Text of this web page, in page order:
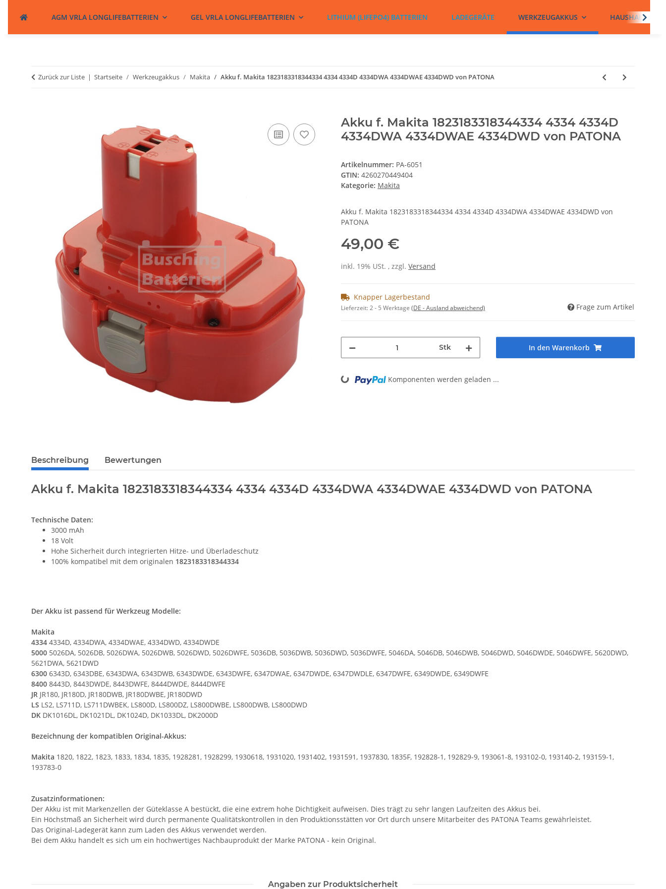
AGM VRLA LONGLIFEBATTERIEN GEL VRLA LONGLIFEBATTERIEN LITHIUM (LIFEPO4) BATTERIEN LADEGERÄTE WERKZEUGAKKUS
Zurück zur Liste Startseite Werkzeugakkus Makita Akku f. Makita 1823183318344334 4334 4334D 4334DWA 4334DWAE 4334DWD von PATONA
Akku f. Makita 1823183318344334 4334 4334D
4334DWA 4334DWAE 4334DWD von PATONA
Artikelnummer: PA-6051
GTIN: 4260270449404
Kategorie: Makita
Akku f. Makita 1823183318344334 4334 4334D 4334DWA 4334DWAE 4334DWD von
PATONA
49,00 €
inkl. 19% USt. , zzgl. Versand
Knapper Lagerbestand
Lieferzeit:2 - 5 Werktage (DE - Ausland abweichend) Frage zum Artikel
Stk In den Warenkorb
Loading... Komponenten werden geladen ...
Beschreibung Bewertungen
Akku f. Makita 1823183318344334 4334 4334D 4334DWA 4334DWAE 4334DWD von PATONA
Technische Daten:
3000 mAh
18 Volt
Hohe Sicherheit durch integrierten Hitze- und Überladeschutz
100% kompatibel mit dem originalen 1823183318344334
Der Akku ist passend für Werkzeug Modelle:
Makita
4334 4334D, 4334DWA, 4334DWAE, 4334DWD, 4334DWDE
5000 5026DA, 5026DB, 5026DWA, 5026DWB, 5026DWD, 5026DWFE, 5036DB, 5036DWB, 5036DWD, 5036DWFE, 5046DA, 5046DB, 5046DWB, 5046DWD, 5046DWDE, 5046DWFE, 5620DWD,
5621DWA, 5621DWD
6300 6343D, 6343DBE, 6343DWA, 6343DWB, 6343DWDE, 6343DWFE, 6347DWAE, 6347DWDE, 6347DWDLE, 6347DWFE, 6349DWDE, 6349DWFE
8400 8443D, 8443DWDE, 8443DWFE, 8444DWDE, 8444DWFE
JR JR180, JR180D, JR180DWB, JR180DWBE, JR180DWD
LS LS2, LS711D, LS711DWBEK, LS800D, LS800DZ, LS800DWBE, LS800DWB, LS800DWD
DK DK1016DL, DK1021DL, DK1024D, DK1033DL, DK2000D
Bezeichnung der kompatiblen Original-Akkus:
Makita 1820, 1822, 1823, 1833, 1834, 1835, 1928281, 1928299, 1930618, 1931020, 1931402, 1931591, 1937830, 1835F, 192828-1, 192829-9, 193061-8, 193102-0, 193140-2, 193159-1,
193783-0
Zusatzinformationen:
Der Akku ist mit Markenzellen der Güteklasse A bestückt, die eine extrem hohe Dichtigkeit aufweisen. Dies trägt zu sehr langen Laufzeiten des Akkus bei.
Ein Höchstmaß an Sicherheit wird durch permanente Qualitätskontrollen in den Produktionsstätten vor Ort durch unsere Mitarbeiter des PATONA Teams gewährleistet.
Das Original-Ladegerät kann zum Laden des Akkus verwendet werden.
Bei dem Akku handelt es sich um ein hochwertiges Nachbauprodukt der Marke PATONA - kein Original.
Angaben zur Produktsicherheit